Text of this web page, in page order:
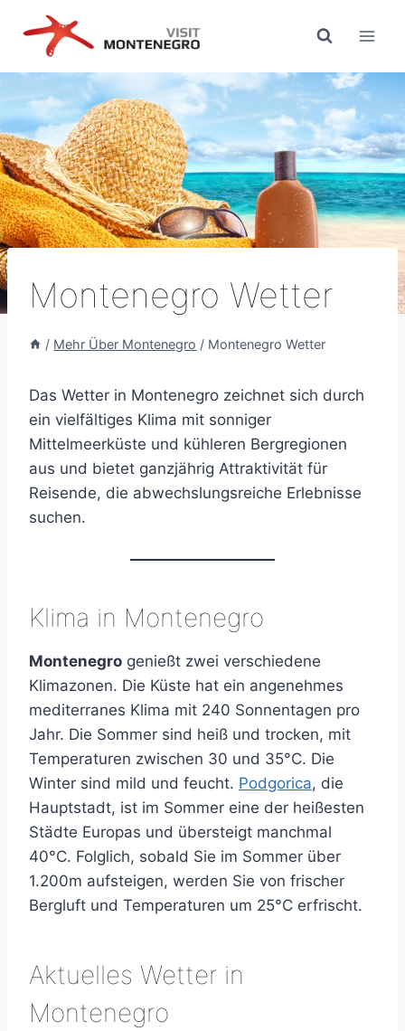
Inhalt
springen
Montenegro Wetter
/ Mehr Über Montenegro / Montenegro Wetter
Das Wetter in Montenegro zeichnet sich durch
ein vielfältiges Klima mit sonniger
Mittelmeerküste und kühleren Bergregionen
aus und bietet ganzjährig Attraktivität für
Reisende, die abwechslungsreiche Erlebnisse
suchen.
Klima in Montenegro
Montenegro genießt zwei verschiedene
Klimazonen. Die Küste hat ein angenehmes
mediterranes Klima mit 240 Sonnentagen pro
Jahr. Die Sommer sind heiß und trocken, mit
Temperaturen zwischen 30 und 35°C. Die
Winter sind mild und feucht. Podgorica, die
Hauptstadt, ist im Sommer eine der heißesten
Städte Europas und übersteigt manchmal
40°C. Folglich, sobald Sie im Sommer über
1.200m aufsteigen, werden Sie von frischer
Bergluft und Temperaturen um 25°C erfrischt.
Aktuelles Wetter in
Montenegro